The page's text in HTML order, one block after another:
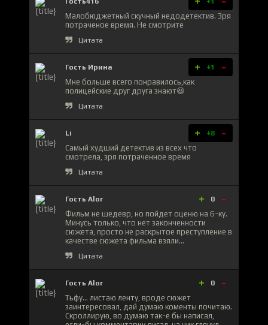
Малобюджетный скучный недодетектив. Зря
потраченое время. Не смотрите
Цитата
Гость Ирина + +1 -
Мне больше всего понравилось,как
полицейские друг друга знают😆
Цитата
Li + +8 -
Самый худший детектив из всех что
смотрела, зря потраченное время
Цитата
Гость Alor + 0 -
Фильм не шедевр, но пойдет оценю на 6-ку.
Минусь только, что нет законченности
сюжета, просто не раскрытое преступление в
качестве сюжета фильма взяли...
Цитата
Гость Alor + 0 -
Тьфу... листаю ленту, вроде сюжет
заинтересовал, дай думаю коменты почитаю.
Скроллирую, во думаю так-е бы написал,